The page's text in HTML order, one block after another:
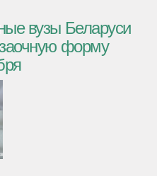
вузы Беларуси
форму